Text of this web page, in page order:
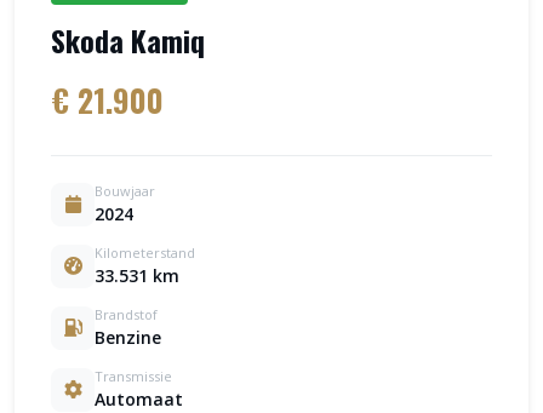
Skoda Kamiq
€ 21.900
Bouwjaar
2024
Kilometerstand
33.531 km
Brandstof
Benzine
Transmissie
Automaat